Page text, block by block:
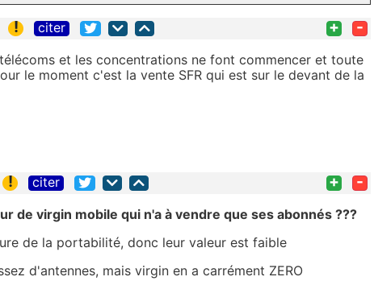
! citer + -
et les concentrations ne font commencer et toute
le moment c'est la vente SFR qui est sur le devant de la
! citer + -
de virgin mobile qui n'a à vendre que ses abonnés ???
de la portabilité, donc leur valeur est faible
d'antennes, mais virgin en a carrément ZERO